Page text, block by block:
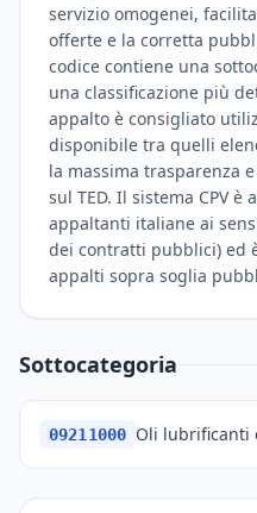
servizio omogenei,
offerte e la corretta
codice contiene una
una classificazione più
appalto è consigliato
disponibile tra quelli
la massima trasparenza
sul TED. Il sistema CPV
appaltanti italiane ai
dei contratti pubblici) ed
appalti sopra soglia
Sottocategoria
09211000 Oli lubrificanti